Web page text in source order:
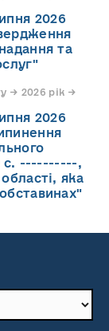
2026
та
→ 2026 рік →
2026
с. ----------,
яка